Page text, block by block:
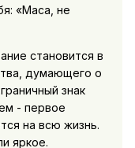
«Маса, не
становится в
думающего о
знак
- первое
на всю жизнь.
яркое.